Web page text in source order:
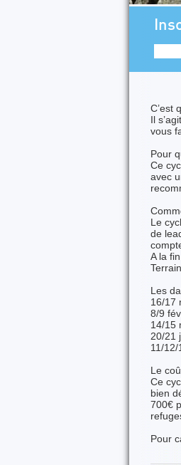
C’est
Il
vous
Pour
Ce
avec
Le
de
A la
Les
16/17
8/9
14/15
20/21
11/12/
Le
Ce
bien
700€
Pour